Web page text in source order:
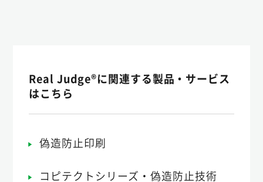
Real Judge®に関連する製品・サービス
はこちら
偽造防止印刷
コピテクトシリーズ・偽造防止技術